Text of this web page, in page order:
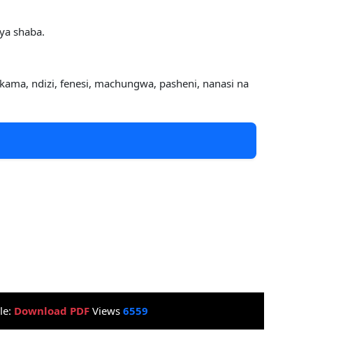
shaba.
ndizi, fenesi, machungwa, pasheni, nanasi na
Download PDFViews 6559